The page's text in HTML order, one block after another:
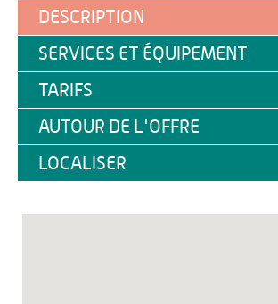
DESCRIPTION
SERVICES ET ÉQUIPEMENT
TARIFS
AUTOUR DE L'OFFRE
LOCALISER